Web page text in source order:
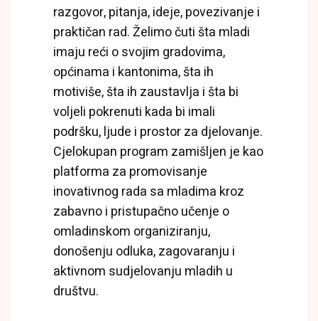
razgovor, pitanja, ideje, povezivanje i
praktičan rad. Želimo čuti šta mladi
imaju reći o svojim gradovima,
općinama i kantonima, šta ih
motiviše, šta ih zaustavlja i šta bi
voljeli pokrenuti kada bi imali
podršku, ljude i prostor za djelovanje.
Cjelokupan program zamišljen je kao
platforma za promovisanje
inovativnog rada sa mladima kroz
zabavno i pristupačno učenje o
omladinskom organiziranju,
donošenju odluka, zagovaranju i
aktivnom sudjelovanju mladih u
društvu.